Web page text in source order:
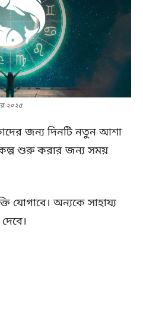
২০২৫
জন্য দিনটি নতুন আশা
শুরু করার জন্য সময়
যোগাবে। অন্যকে সাহায্য